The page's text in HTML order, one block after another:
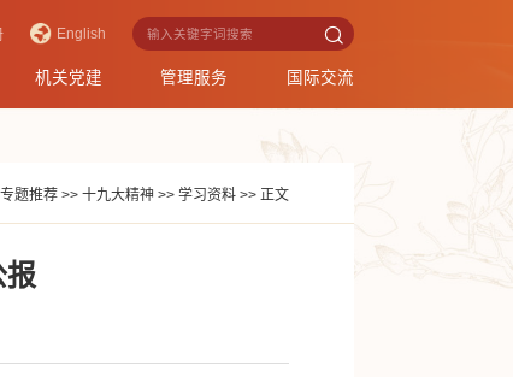
English
机关党建 管理服务 国际交流
专题推荐 >> 十九大精神 >> 学习资料 >> 正文
报